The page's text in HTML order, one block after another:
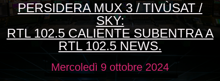
PERSIDERA MUX 3 / TIVÙSAT /
SKY:
RTL 102.5 CALIENTE SUBENTRA A
RTL 102.5 NEWS.
Mercoledì 9 ottobre 2024